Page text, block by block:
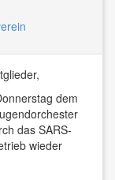
dem
das SARS-
wieder